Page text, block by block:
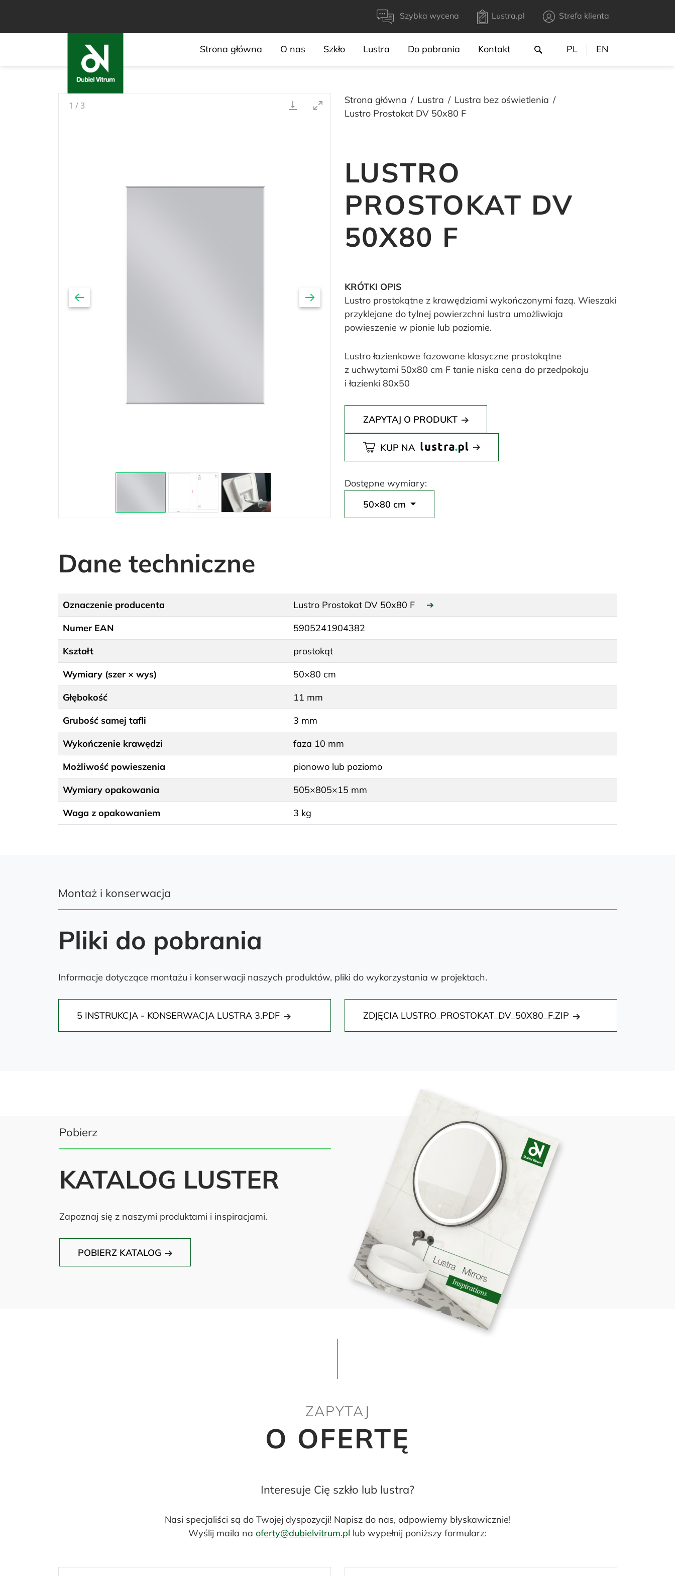
Szybka wycena Lustra.pl Strefa klienta
Strona główna O nas Szkło Lustra Do pobrania Kontakt PL EN
1 /3 Strona główna Lustra
Lustra bez oświetlenia
Lustro Prostokat DV 50x80 F
LUSTRO
PROSTOKAT DV
50X80 F
KRÓTKI OPIS
Lustro prostokątne z krawędziami wykończonymi fazą. Wieszaki
przyklejane do tylnej powierzchni lustra umożliwiaja
powieszenie w pionie lub poziomie.
Lustro łazienkowe fazowane klasyczne prostokątne
z uchwytami 50x80 cm F tanie niska cena do przedpokoju
i łazienki 80x50
ZAPYTAJ O PRODUKT
KUP NA
Dostępne wymiary:
50×80 cm
Dane techniczne
Oznaczenie producenta Lustro Prostokat DV 50x80 F
➔
Numer EAN
5905241904382
Kształt
prostokąt
Wymiary (szer × wys)
50×80 cm
Głębokość
11 mm
Grubość samej tafli
3 mm
Wykończenie krawędzi
faza 10 mm
Możliwość powieszenia
pionowo lub poziomo
Wymiary opakowania
505×805×15 mm
Waga z opakowaniem
3 kg
Montaż i konserwacja
Pliki do pobrania
Informacje dotyczące montażu i konserwacji naszych produktów, pliki do wykorzystania w projektach.
5 INSTRUKCJA - KONSERWACJA LUSTRA 3.PDF ZDJĘCIA LUSTRO_PROSTOKAT_DV_50X80_F.ZIP
Pobierz
KATALOG LUSTER
Zapoznaj się z naszymi produktami i inspiracjami.
POBIERZ KATALOG
ZAPYTAJ
O OFERTĘ
Interesuje Cię szkło lub lustra?
Nasi specjaliści są do Twojej dyspozycji! Napisz do nas, odpowiemy błyskawicznie!
Wyślij maila na oferty@dubielvitrum.pl lub wypełnij poniższy formularz: